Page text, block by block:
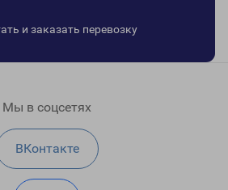
и заказать перевозку
Мы в соцсетях
ВКонтакте